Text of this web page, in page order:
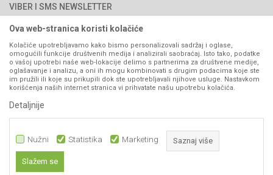
Kontakt
Pravo na odustajanje
Reklamacije
Povraćaj sredstava
Zamjena artikala
Plaćanje karticama
VIBER I SMS NEWSLETTER
PRATITE NAS
Ova web-stranica koristi kolačiće
Kolačiće upotrebljavamo kako bismo personalizovali sadržaj i oglase,
omogućili funkcije društvenih medija i analizirali saobraćaj. Isto tako, podatke
o vašoj upotrebi naše web-lokacije delimo s partnerima za društvene medije,
oglašavanje i analizu, a oni ih mogu kombinovati s drugim podacima koje ste
im pružili ili koje su prikupili dok ste upotrebljavali njihove usluge. Nastavkom
korišćenja naših internet stranica vi prihvatate našu upotrebu kolačića.
Detaljnije
Nužni Statistika Marketing Saznaj više
Slažem se